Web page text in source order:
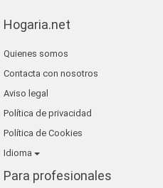
Hogaria.net
Quienes somos
Contacta con nosotros
Aviso legal
Política de privacidad
Política de Cookies
Idioma
Para profesionales